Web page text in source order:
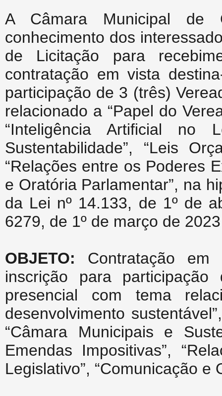
A Câmara Municipal de
conhecimento dos
de Licitação para
contratação em vista
participação de 3 (três)
relacionado a “Papel do
“Inteligência Artificial no
Sustentabilidade”, “Leis
“Relações entre os Poderes
e Oratória Parlamentar”, na
da Lei nº 14.133, de 1º de
6279, de 1º de março de
OBJETO: Contratação em
inscrição para
presencial com tema
desenvolvimento
“Câmara Municipais e
Emendas Impositivas”,
Legislativo”, “Comunicação e